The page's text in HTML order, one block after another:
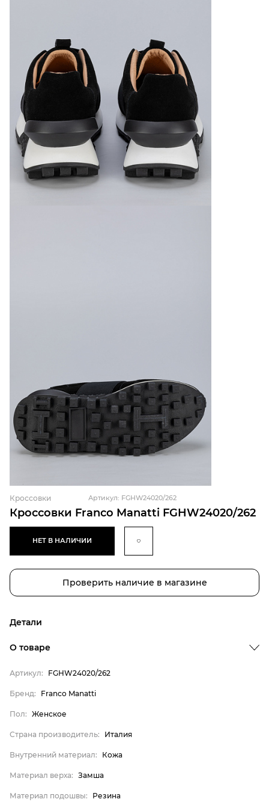
Кроссовки Franco Manatti FGHW24020/262
Кроссовки Артикул: FGHW24020/262
НЕТ В НАЛИЧИИ
Проверить наличие в магазине
Детали
Бренд
Пол
Страна производитель
Внутренний материал
Franco Manatti
О товаре
Артикул: FGHW24020/262
Бренд: Franco Manatti
Пол: Женское
Страна производитель: Италия
Внутренний материал: Кожа
Материал верха: Замша
Материал подошвы: Резина